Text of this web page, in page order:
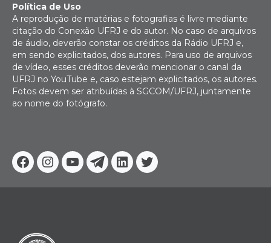
Facebook
Instagram
YoutubeTelegram
Linkedin
Twitter
Política de Uso
A reprodução de matérias e fotografias é livre mediante
citação do Conexão UFRJ e do autor. No caso de arquivos
de áudio, deverão constar os créditos da Rádio UFRJ e,
em sendo explicitados, dos autores. Para uso de arquivos
de vídeo, esses créditos deverão mencionar o canal da
UFRJ no YouTube e, caso estejam explicitados, os autores.
Fotos devem ser atribuídas à SGCOM/UFRJ, juntamente
ao nome do fotógrafo.